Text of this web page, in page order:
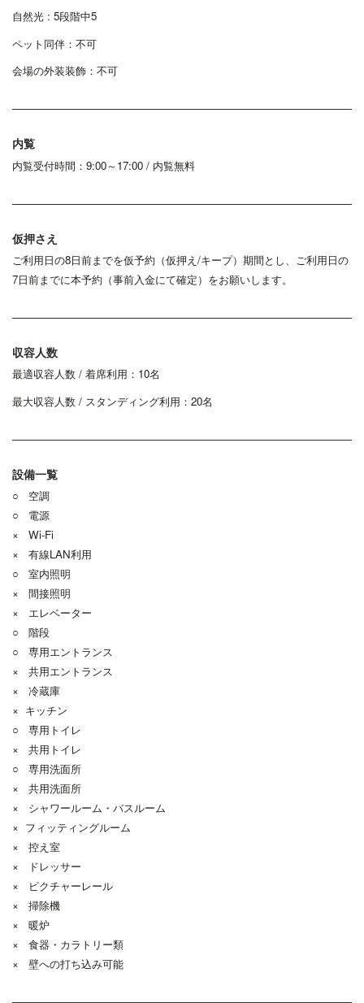
自然光 : 5段階中5
ペット同伴：不可
会場の外装装飾：不可
内覧
内覧受付時間：9:00～17:00 / 内覧無料
仮押さえ
ご利用日の8日前までを仮予約（仮押え/キープ）期間とし、ご利用日の
7日前までに本予約（事前入金にて確定）をお願いします。
収容人数
最適収容人数 / 着席利用：10名
最大収容人数 / スタンディング利用：20名
設備一覧
○ 空調
○ 電源
× Wi-Fi
× 有線LAN利用
○ 室内照明
× 間接照明
× エレベーター
○ 階段
○ 専用エントランス
× 共用エントランス
× 冷蔵庫
× キッチン
○ 専用トイレ
× 共用トイレ
○ 専用洗面所
× 共用洗面所
× シャワールーム・バスルーム
× フィッティングルーム
× 控え室
× ドレッサー
× ピクチャーレール
× 掃除機
× 暖炉
× 食器・カラトリー類
× 壁への打ち込み可能